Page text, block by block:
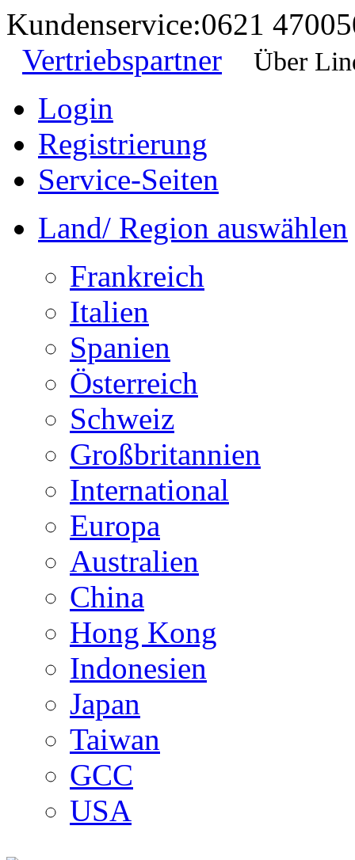
Kundenservice:0621
Vertriebspartner
Über
Login
Registrierung
Service-Seiten
Land/ Region auswählen
Frankreich
Italien
Spanien
Österreich
Schweiz
Großbritannien
International
Europa
Australien
China
Hong Kong
Indonesien
Japan
Taiwan
GCC
USA